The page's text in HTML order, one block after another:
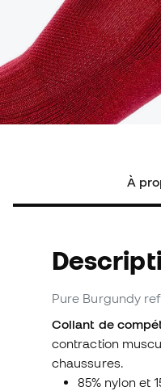
À
Pure Burgundy
Collant de
contraction
chaussures.
85% nylon et